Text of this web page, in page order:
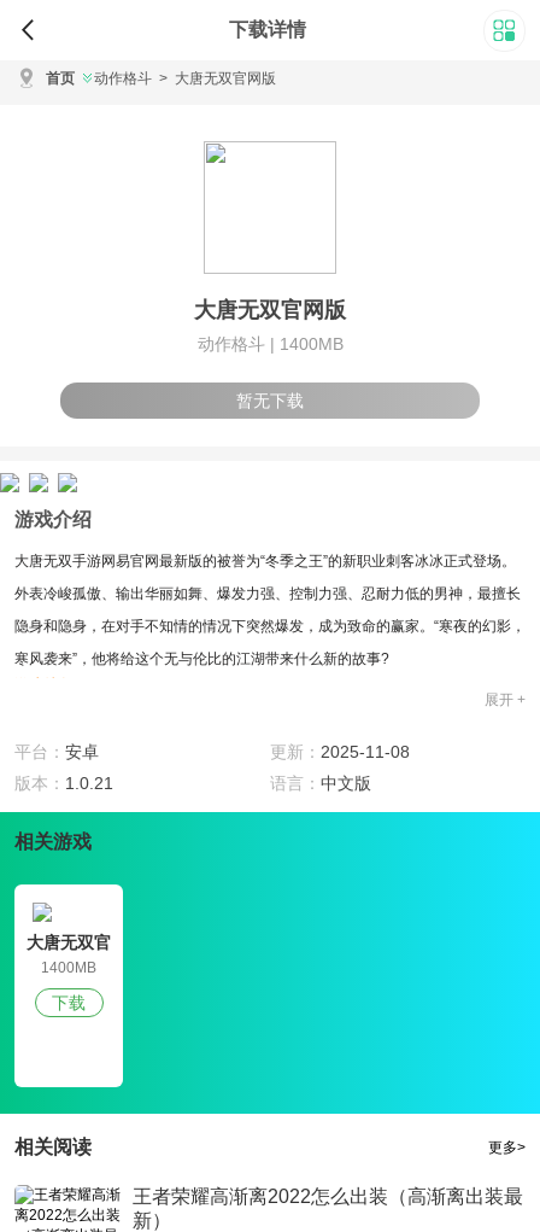
下载详情
首页 动作格斗 > 大唐无双官网版
大唐无双官网版
动作格斗 | 1400MB
暂无下载
游戏介绍
大唐无双手游网易官网最新版的被誉为“冬季之王”的新职业刺客冰冰正式登场。
外表冷峻孤傲、输出华丽如舞、爆发力强、控制力强、忍耐力低的男神，最擅长
隐身和隐身，在对手不知情的情况下突然爆发，成为致命的赢家。“寒夜的幻影，
寒风袭来”，他将给这个无与伦比的江湖带来什么新的故事?
1、三个全新的战场，15V15银山战场镖战，“国战”高级版跨界战和黄沙百战游
戏，
2、大唐无双手游网易官网最新版是由数百名帮派成员战斗，将于12月正式开
放，以满足您所有的战斗欲望!
3、更大的周年纪念福利，有限的时尚，主题坐骑，帮助刺激的战斗体验!
1、充满激情的团队作战指挥，分工合作，放弃10000人的民族战争，我们要在
2、大唐无与伦比之美兼顾了战斗画面的逼真与细腻，多人同屏无干扰的手机性
能极限
游戏亮点
1、冰、蜀山、天煞、武鸣、少林、下阴、百花药和百花法是八大职业。
2、各行各业个性鲜明，有儒雅俊朗的蜀山、坚如磐石的少林、咄咄逼人的天
3、在群体战中有明确的定位和明确的分工，以及完美的合作!来大唐无双手游网
展开 +
平台： 安卓 更新： 2025-11-08
版本： 1.0.21 语言： 中文版
相关游戏
大唐无双官
网版
1400MB
下载
相关阅读 更多>
王者荣耀高渐离2022怎么出装（高渐离出装最
新）